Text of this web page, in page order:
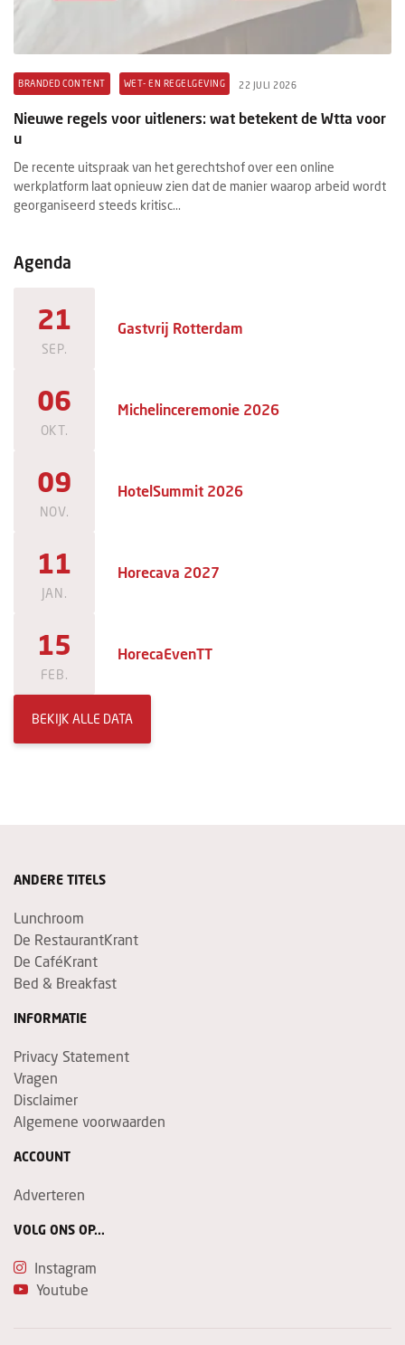
BRANDED CONTENT WET- EN REGELGEVING 22 JULI 2026
Nieuwe regels voor uitleners: wat betekent de Wtta voor
u
De recente uitspraak van het gerechtshof over een online
werkplatform laat opnieuw zien dat de manier waarop arbeid wordt
georganiseerd steeds kritisc...
Agenda
21
SEP.
Gastvrij Rotterdam
06
OKT.
Michelinceremonie 2026
09
NOV.
HotelSummit 2026
11
JAN.
Horecava 2027
15
FEB.
HorecaEvenTT
BEKIJK ALLE DATA
ANDERE TITELS
Lunchroom
De RestaurantKrant
De CaféKrant
Bed & Breakfast
INFORMATIE
Privacy Statement
Vragen
Disclaimer
Algemene voorwaarden
ACCOUNT
Adverteren
VOLG ONS OP...
Instagram
Youtube